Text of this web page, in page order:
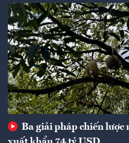
Ba giải pháp chiến lược